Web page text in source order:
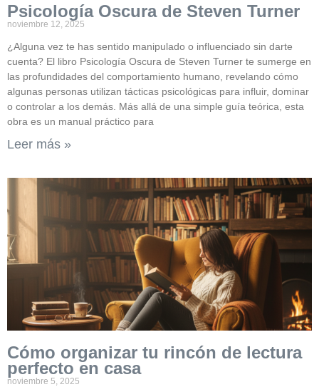
Psicología Oscura de Steven Turner
noviembre 12, 2025
¿Alguna vez te has sentido manipulado o influenciado sin darte
cuenta? El libro Psicología Oscura de Steven Turner te sumerge en
las profundidades del comportamiento humano, revelando cómo
algunas personas utilizan tácticas psicológicas para influir, dominar
o controlar a los demás. Más allá de una simple guía teórica, esta
obra es un manual práctico para
Leer más »
Cómo organizar tu rincón de lectura
perfecto en casa
noviembre 5, 2025